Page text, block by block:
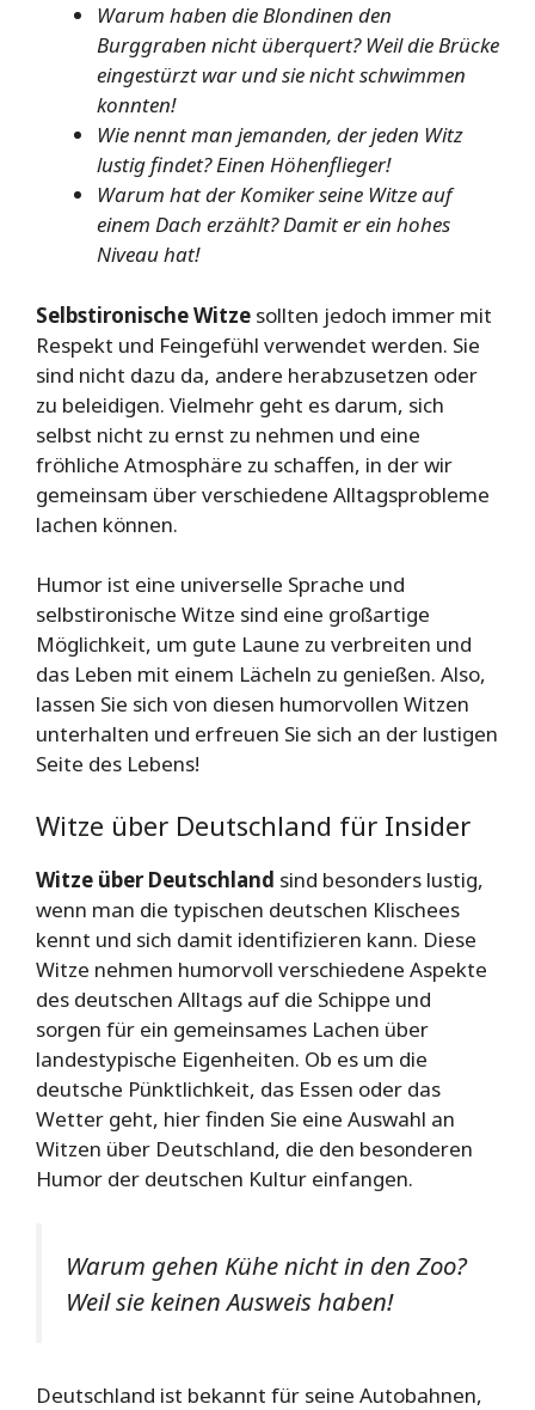
Warum haben die Blondinen den
Burggraben nicht überquert? Weil die Brücke
eingestürzt war und sie nicht schwimmen
konnten!
Wie nennt man jemanden, der jeden Witz
lustig findet? Einen Höhenflieger!
Warum hat der Komiker seine Witze auf
einem Dach erzählt? Damit er ein hohes
Niveau hat!
Selbstironische Witze sollten jedoch immer mit
Respekt und Feingefühl verwendet werden. Sie
sind nicht dazu da, andere herabzusetzen oder
zu beleidigen. Vielmehr geht es darum, sich
selbst nicht zu ernst zu nehmen und eine
fröhliche Atmosphäre zu schaffen, in der wir
gemeinsam über verschiedene Alltagsprobleme
lachen können.
Humor ist eine universelle Sprache und
selbstironische Witze sind eine großartige
Möglichkeit, um gute Laune zu verbreiten und
das Leben mit einem Lächeln zu genießen. Also,
lassen Sie sich von diesen humorvollen Witzen
unterhalten und erfreuen Sie sich an der lustigen
Seite des Lebens!
Witze über Deutschland für Insider
Witze über Deutschland sind besonders lustig,
wenn man die typischen deutschen Klischees
kennt und sich damit identifizieren kann. Diese
Witze nehmen humorvoll verschiedene Aspekte
des deutschen Alltags auf die Schippe und
sorgen für ein gemeinsames Lachen über
landestypische Eigenheiten. Ob es um die
deutsche Pünktlichkeit, das Essen oder das
Wetter geht, hier finden Sie eine Auswahl an
Witzen über Deutschland, die den besonderen
Humor der deutschen Kultur einfangen.
Warum gehen Kühe nicht in den Zoo?
Weil sie keinen Ausweis haben!
Deutschland ist bekannt für seine Autobahnen,